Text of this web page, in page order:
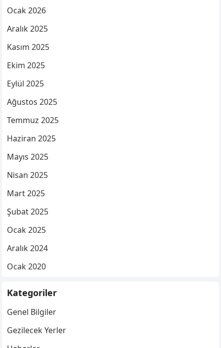
Ocak 2026
Aralık 2025
Kasım 2025
Ekim 2025
Eylül 2025
Ağustos 2025
Temmuz 2025
Haziran 2025
Mayıs 2025
Nisan 2025
Mart 2025
Şubat 2025
Ocak 2025
Aralık 2024
Ocak 2020
Kategoriler
Genel Bilgiler
Gezilecek Yerler